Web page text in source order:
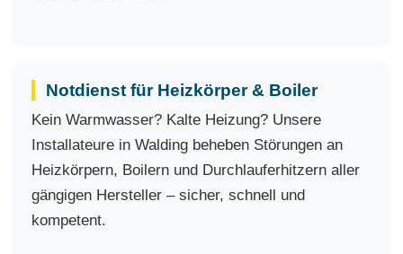
Notdienst für Heizkörper & Boiler
Kein Warmwasser? Kalte Heizung? Unsere
Installateure in Walding beheben Störungen an
Heizkörpern, Boilern und Durchlauferhitzern aller
gängigen Hersteller – sicher, schnell und
kompetent.